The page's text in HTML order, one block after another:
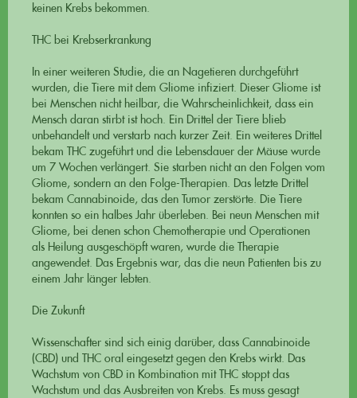
keinen Krebs bekommen.
THC bei Krebserkrankung
In einer weiteren Studie, die an Nagetieren durchgeführt
wurden, die Tiere mit dem Gliome infiziert. Dieser Gliome ist
bei Menschen nicht heilbar, die Wahrscheinlichkeit, dass ein
Mensch daran stirbt ist hoch. Ein Drittel der Tiere blieb
unbehandelt und verstarb nach kurzer Zeit. Ein weiteres Drittel
bekam THC zugeführt und die Lebensdauer der Mäuse wurde
um 7 Wochen verlängert. Sie starben nicht an den Folgen vom
Gliome, sondern an den Folge-Therapien. Das letzte Drittel
bekam Cannabinoide, das den Tumor zerstörte. Die Tiere
konnten so ein halbes Jahr überleben. Bei neun Menschen mit
Gliome, bei denen schon Chemotherapie und Operationen
als Heilung ausgeschöpft waren, wurde die Therapie
angewendet. Das Ergebnis war, das die neun Patienten bis zu
einem Jahr länger lebten.
Die Zukunft
Wissenschafter sind sich einig darüber, dass Cannabinoide
(CBD) und THC oral eingesetzt gegen den Krebs wirkt. Das
Wachstum von CBD in Kombination mit THC stoppt das
Wachstum und das Ausbreiten von Krebs. Es muss gesagt